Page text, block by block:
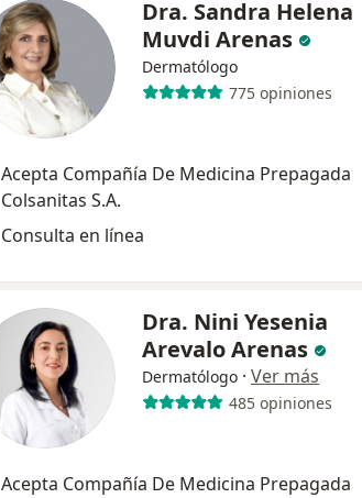
Dra. Sandra Helena
Muvdi Arenas
Dermatólogo
775 opiniones
Acepta Compañía De Medicina Prepagada
Colsanitas S.A.
Consulta en línea
Dra. Nini Yesenia
Arevalo Arenas
Dermatólogo · Ver más
485 opiniones
Acepta Compañía De Medicina Prepagada